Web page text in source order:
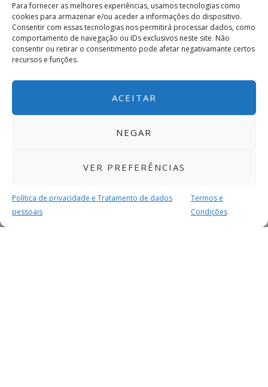
Para fornecer as melhores experiências, usamos tecnologias como
cookies para armazenar e/ou aceder a informações do dispositivo.
Consentir com essas tecnologias nos permitirá processar dados, como
comportamento de navegação ou IDs exclusivos neste site. Não
consentir ou retirar o consentimento pode afetar negativamante certos
recursos e funções.
ACEITAR
NEGAR
VER PREFERÊNCIAS
Política de privacidade e Tratamento de dados
pessoais
Termos e
Condições